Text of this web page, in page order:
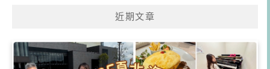
近期文章